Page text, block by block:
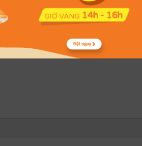
Rewards
nhớ với mức giá ưu đãi chưa từng có?